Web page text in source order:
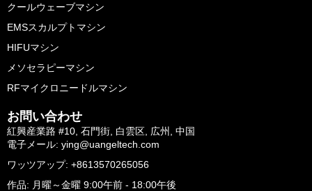
クールウェーブマシン
EMSスカルプトマシン
HIFUマシン
メソセラピーマシン
RFマイクロニードルマシン
お問い合わせ
紅興産業路 #10, 石門街, 白雲区, 広州, 中国
電子メール: ying@uangeltech.com
ワッツアップ: +8613570265056
作品: 月曜～金曜 9:00午前 - 18:00午後